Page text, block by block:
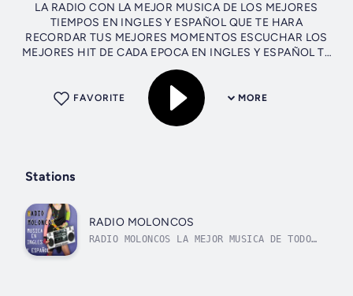
LA RADIO CON LA MEJOR MUSICA DE LOS MEJORES
TIEMPOS EN INGLES Y ESPAÑOL QUE TE HARA
RECORDAR TUS MEJORES MOMENTOS ESCUCHAR LOS
MEJORES HIT DE CADA EPOCA EN INGLES Y ESPAÑOL TE
HARA VIVIR ESOS MOMENTOS NUEVAMENTE CON LA
MUSICA QUE SE ESCUCHO EN LA...
MORE
FAVORITE
Stations
RADIO MOLONCOS
RADIO MOLONCOS LA MEJOR MUSICA DE TODOS